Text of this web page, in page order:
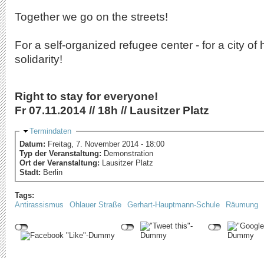
Together we go on the streets!
For a self-organized refugee center - for a city of
solidarity!
Right to stay for everyone!
Fr 07.11.2014 // 18h // Lausitzer Platz
Ausblenden
Termindaten
Datum: Freitag, 7. November 2014 - 18:00
Typ der Veranstaltung: Demonstration
Ort der Veranstaltung: Lausitzer Platz
Stadt: Berlin
Tags:
Antirassismus
Ohlauer Straße Gerhart-Hauptmann-Schule Räumung